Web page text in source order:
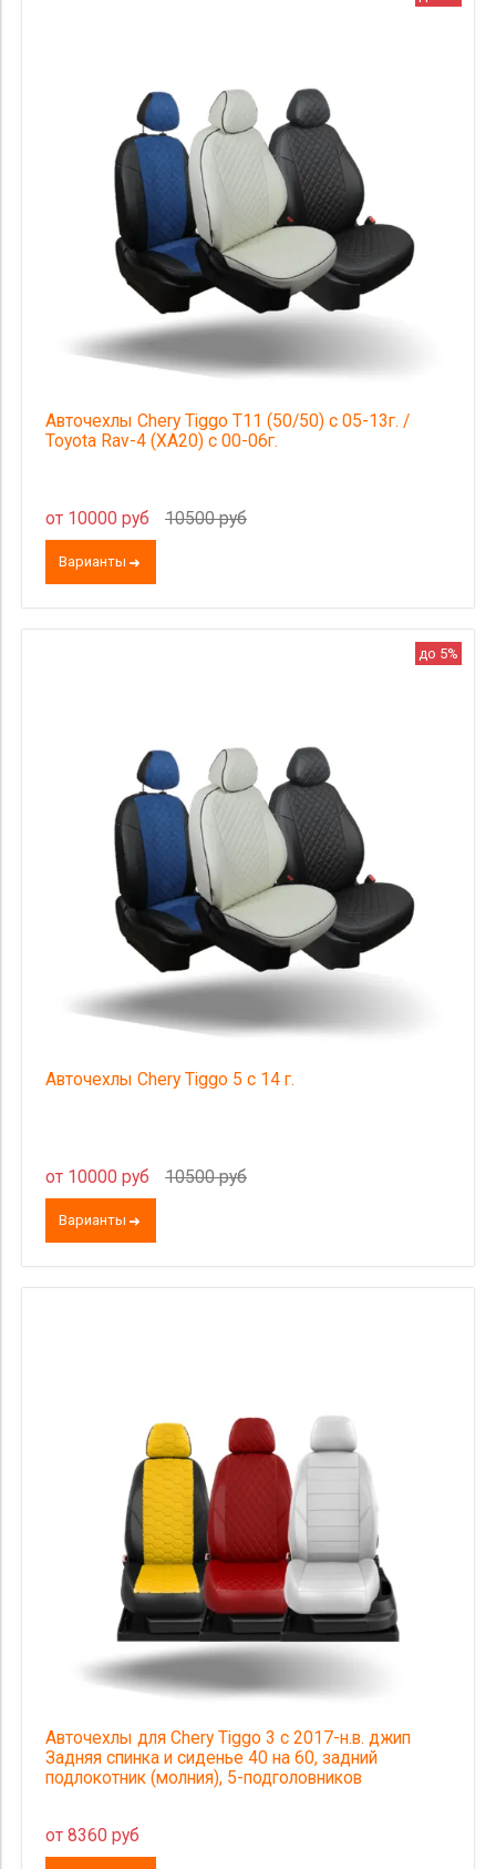
Категория Avito
Страна происхождения
Авточехлы Chery Tiggo Т11 (50/50) с 05-13г. /
Toyota Rav-4 (XA20) с 00-06г.
от 10000 руб 10500 руб
Варианты
до 5%
Авточехлы Chery Tiggo 5 c 14 г.
от 10000 руб 10500 руб
Варианты
Авточехлы для Chery Tiggo 3 с 2017-н.в. джип
Задняя спинка и сиденье 40 на 60, задний
подлокотник (молния), 5-подголовников
от 8360 руб